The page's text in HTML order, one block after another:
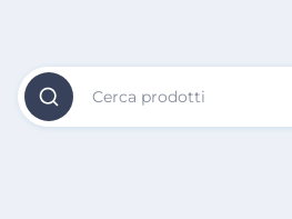
Cerca prodotti